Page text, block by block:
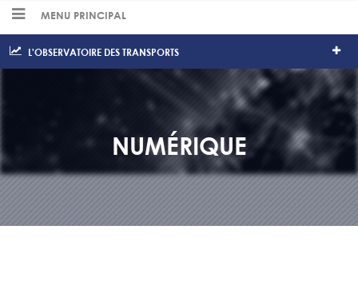
MENU PRINCIPAL
L'OBSERVATOIRE DES TRANSPORTS
NUMÉRIQUE